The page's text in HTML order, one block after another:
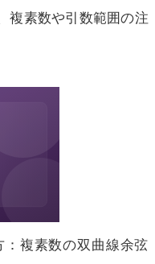
複素数や引数範囲の注
：複素数の双曲線余弦